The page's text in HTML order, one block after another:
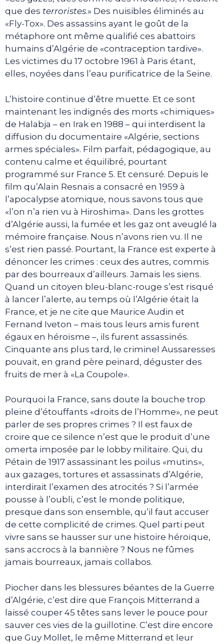
que des terroristes.» Des nuisibles éliminés au
«Fly-Tox». Des assassins ayant le goût de la
métaphore ont même qualifié ces abattoirs
humains d’Algérie de «contraception tardive».
Les victimes du 17 octobre 1961 à Paris étant,
elles, noyées dans l’eau purificatrice de la Seine.
L’histoire continue d’être muette. Et ce sont
maintenant les indignés des morts «chimiques»
de Halabja – en Irak en 1988 – qui interdisent la
diffusion du documentaire «Algérie, sections
armes spéciales». Film parfait, pédagogique, au
contenu calme et équilibré, pourtant
programmé sur France 5. Et censuré. Depuis le
film qu’Alain Resnais a consacré en 1959 à
l’apocalypse atomique, nous savons tous que
«l’on n’a rien vu à Hiroshima». Dans les grottes
d’Algérie aussi, la fumée et les gaz ont aveuglé la
mémoire française. Nous n’avons rien vu. Il ne
s’est rien passé. Pourtant, la France est experte à
dénoncer les crimes : ceux des autres, commis
par des bourreaux d’ailleurs. Jamais les siens.
Quand un citoyen bleu-blanc-rouge s’est risqué
à lancer l’alerte, au temps où l’Algérie était la
France, et je ne cite que Maurice Audin et
Fernand Iveton – mais tous leurs amis furent
égaux en héroïsme –, ils furent assassinés.
Cinquante ans plus tard, le criminel Aussaresses
pouvait, en grand père peinard, déguster des
fruits de mer à «La Coupole».
Pourquoi la France, sans doute la bouche trop
pleine d’étouffants «droits de l’Homme», ne peut
parler de ses propres crimes ? Il est faux de
croire que ce silence n’est que le produit d’une
omerta imposée par le lobby militaire. Qui, du
Pétain de 1917 assassinant les poilus «mutins»,
aux gazages, tortures et assassinats d’Algérie,
interdirait l’examen des atrocités ? Si l’armée
pousse à l’oubli, c’est le monde politique,
presque dans son ensemble, qu’il faut accuser
de cette complicité de crimes. Quel parti peut
vivre sans se hausser sur une histoire héroïque,
sans accrocs à la bannière ? Nous ne fûmes
jamais bourreaux, jamais collabos.
Piocher dans les blessures béantes de la Guerre
d’Algérie, c’est dire que François Mitterrand a
laissé couper 45 têtes sans lever le pouce pour
sauver ces vies de la guillotine. C’est dire encore
que Guy Mollet, le même Mitterrand et leur